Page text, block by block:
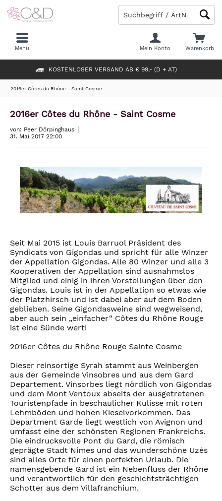
KOSTENLOSER VERSAND AB € 99,- (D + AT)
Warenkorb
Mein Konto
Menü
2016er Côtes du Rhône - Saint Cosme
2016er Côtes du Rhône - Saint Cosme
von: Peer Dörpinghaus
31. Mai 2017 22:00
Seit Mai 2015 ist Louis Barruol Präsident des
Syndicats von Gigondas und spricht für alle Winzer
der Appellation Gigondas. Alle 80 Winzer und alle 3
Kooperativen der Appellation sind ausnahmslos
Mitglied und einig in ihren Vorstellungen über den
Gigondas. Louis ist in der Appellation so etwas wie
der Platzhirsch und ist dabei aber auf dem Boden
geblieben. Seine Gigondasweine sind wegweisend,
aber auch sein „einfacher“ Côtes du Rhône Rouge
ist eine Sünde wert!
2016er Côtes du Rhône Rouge Sainte Cosme
Dieser reinsortige Syrah stammt aus Weinbergen
aus der Gemeinde Vinsobres und aus dem Gard
Departement. Vinsorbes liegt nördlich von Gigondas
und dem Mont Ventoux abseits der ausgetretenen
Touristenpfade in beschaulicher Kulisse mit roten
Lehmböden und hohen Kieselvorkommen. Das
Department Garde liegt westlich von Avignon und
umfasst eine der schönsten Regionen Frankreichs.
Die eindrucksvolle Pont du Gard, die römisch
geprägte Stadt Nimes und das wunderschöne Uzés
sind alles Orte für einen perfekten Urlaub. Die
namensgebende Gard ist ein Nebenfluss der Rhône
und verantwortlich für den geschichtsträchtigen
Schotter aus dem Villafranchium.